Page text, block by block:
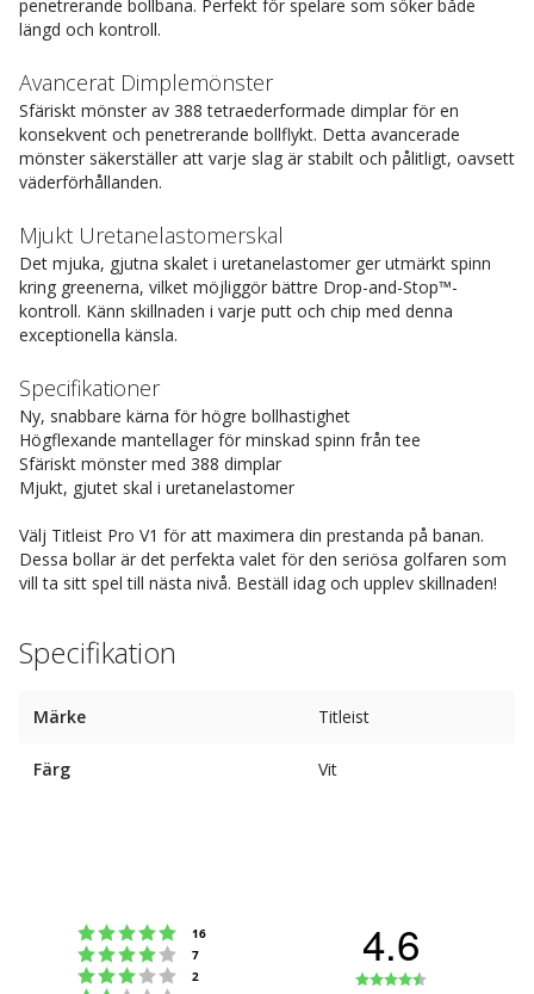
penetrerande bollbana. Perfekt för spelare som söker både
längd och kontroll.
Avancerat Dimplemönster
Sfäriskt mönster av 388 tetraederformade dimplar för en
konsekvent och penetrerande bollflykt. Detta avancerade
mönster säkerställer att varje slag är stabilt och pålitligt, oavsett
väderförhållanden.
Mjukt Uretanelastomerskal
Det mjuka, gjutna skalet i uretanelastomer ger utmärkt spinn
kring greenerna, vilket möjliggör bättre Drop-and-Stop™-
kontroll. Känn skillnaden i varje putt och chip med denna
exceptionella känsla.
Specifikationer
Ny, snabbare kärna för högre bollhastighet
Högflexande mantellager för minskad spinn från tee
Sfäriskt mönster med 388 dimplar
Mjukt, gjutet skal i uretanelastomer
Välj Titleist Pro V1 för att maximera din prestanda på banan.
Dessa bollar är det perfekta valet för den seriösa golfaren som
vill ta sitt spel till nästa nivå. Beställ idag och upplev skillnaden!
Specifikation
Märke Titleist
Färg Vit
Betyg: 5 utav 5 stjärnor
16
Betyg: 4 utav 5 stjärnor
7
Betyg: 3 utav 5 stjärnor
2
4.6